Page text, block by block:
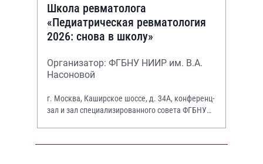
Школа ревматолога
«Педиатрическая ревматология
2026: снова в школу»
Организатор: ФГБНУ НИИР им. В.А.
Насоновой
г. Москва, Каширское шоссе, д. 34А, конференц-
зал и зал специализированного совета ФГБНУ